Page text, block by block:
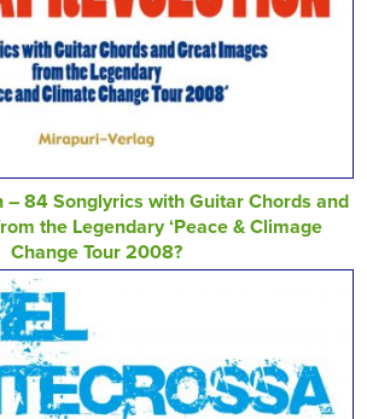
– 84 Songlyrics with Guitar Chords and
the Legendary ‘Peace & Climage
Change Tour 2008?